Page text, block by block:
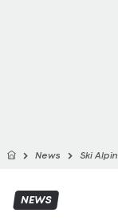
News Ski Alpin
NEWS